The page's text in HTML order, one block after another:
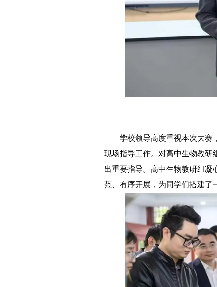
学校领导高度重视本次大赛
现场指导工作。对高中生物教研
出重要指导。高中生物教研组凝
范、有序开展，为同学们搭建了